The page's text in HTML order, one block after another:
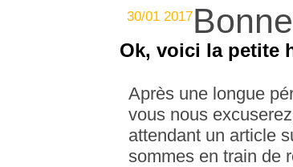
30/01 2017
Après une longue
vous nous
attendant un article
sommes en train de
Ok, voici la petite